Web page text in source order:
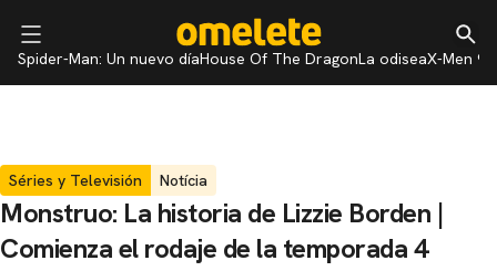
Spider-Man: Un nuevo díaHouse Of The DragonLa odiseaX-Men 97
Séries y Televisión Notícia
Monstruo: La historia de Lizzie Borden |
Comienza el rodaje de la temporada 4